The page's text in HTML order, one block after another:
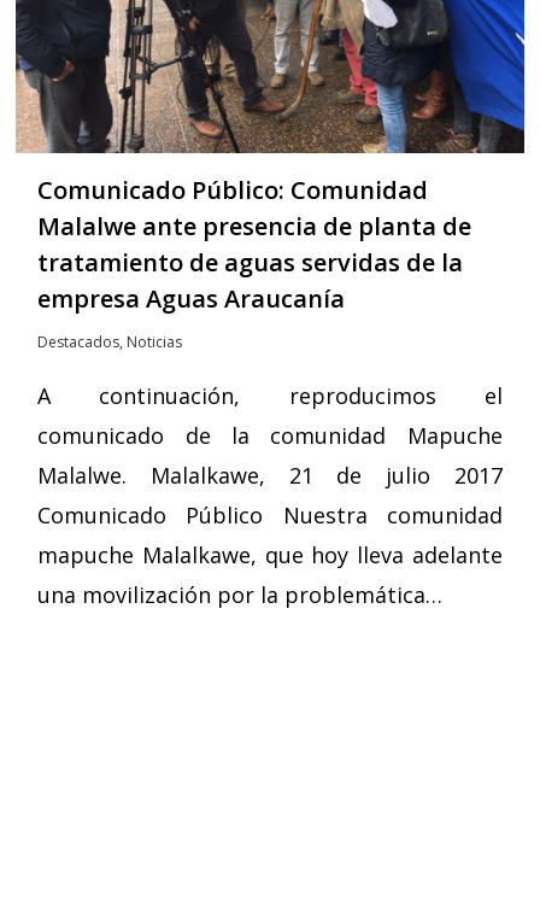
Comunicado Público: Comunidad
Malalwe ante presencia de planta de
tratamiento de aguas servidas de la
empresa Aguas Araucanía
Destacados, Noticias
A continuación, reproducimos el
comunicado de la comunidad Mapuche
Malalwe. Malalkawe, 21 de julio 2017
Comunicado Público Nuestra comunidad
mapuche Malalkawe, que hoy lleva adelante
una movilización por la problemática…